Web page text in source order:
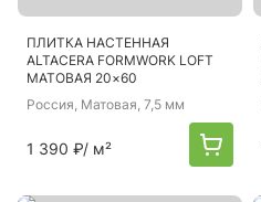
ПЛИТКА НАСТЕННАЯ
ALTACERA FORMWORK LOFT
МАТОВАЯ 20×60
Россия, Матовая, 7,5 мм
1 390 ₽/ м²